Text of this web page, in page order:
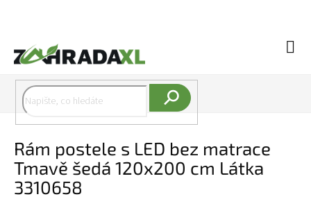
Rám postele s LED bez matrace
Tmavě šedá 120x200 cm Látka
3310658